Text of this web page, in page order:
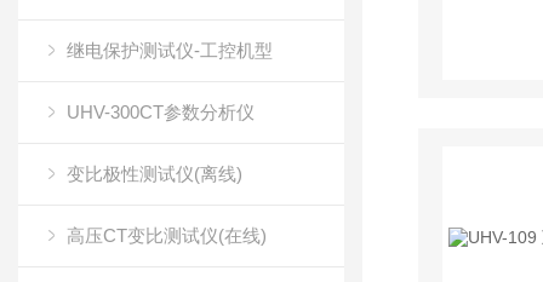
继电保护测试仪-工控机型
UHV-300CT参数分析仪
变比极性测试仪(离线)
高压CT变比测试仪(在线)